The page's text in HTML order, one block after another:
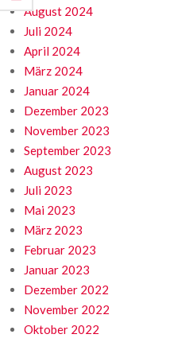
August 2024
Juli 2024
April 2024
März 2024
Januar 2024
Dezember 2023
November 2023
September 2023
August 2023
Juli 2023
Mai 2023
März 2023
Februar 2023
Januar 2023
Dezember 2022
November 2022
Oktober 2022